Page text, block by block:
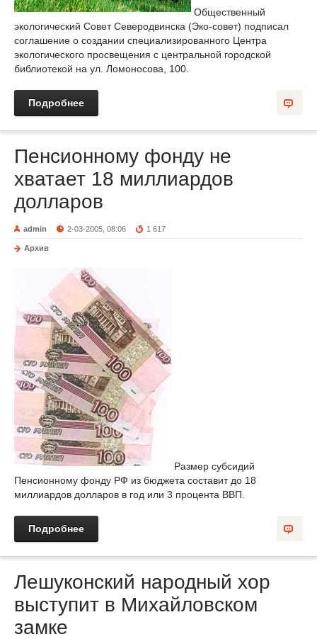
Общественный
экологический Совет Северодвинска (Эко-совет) подписал
соглашение о создании специализированного Центра
экологического просвещения с центральной городской
библиотекой на ул. Ломоносова, 100.
Подробнее
Пенсионному фонду не
хватает 18 миллиардов
долларов
admin 2-03-2005, 08:06 1 617
Архив
Размер субсидий
Пенсионному фонду РФ из бюджета составит до 18
миллиардов долларов в год или 3 процента ВВП.
Подробнее
Лешуконский народный хор
выступит в Михайловском
замке